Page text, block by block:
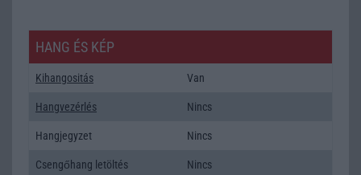
HANG ÉS KÉP
Kihangositás Van
Hangvezérlés Nincs
Hangjegyzet Nincs
Csengőhang letöltés Nincs